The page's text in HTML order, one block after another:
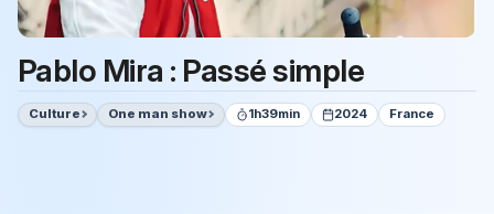
Pablo Mira : Passé simple
Culture One man show 1h39min 2024 France